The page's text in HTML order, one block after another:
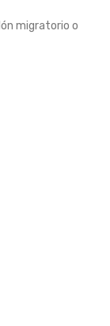
migratorio o